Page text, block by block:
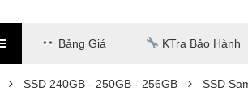
Bảng Giá KTra Bảo Hành
SSD 240GB - 250GB - 256GB SSD